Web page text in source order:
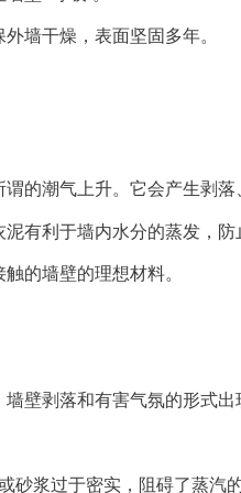
墙干燥，表面坚固多年。
谓的潮气 上升。它会产生剥落
有利于墙内水分的蒸发，防
的墙壁的理想材料。
墙壁剥落和有害气氛的形式出
砂浆过于密实，阻碍了蒸汽